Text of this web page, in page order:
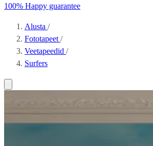
100% Happy guarantee
Alusta /
Fototapeet /
Veetapeedid /
Surfers